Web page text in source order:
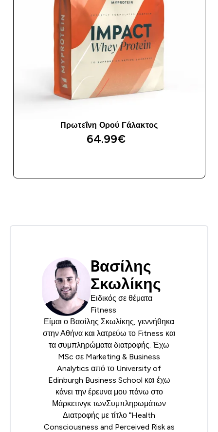
Πρωτεΐνη Ορού Γάλακτος
64.99€‎
Bασίλης
Σκωλίκης
Ειδικός σε θέματα
Fitness
Είμαι ο Βασίλης Σκωλίκης, γεννήθηκα
στην Αθήνα και λατρεύω το Fitness και
τα συμπληρώματα διατροφής. Έχω
MSc σε Marketing & Business
Analytics από το University of
Edinburgh Business School και έχω
κάνει την έρευνα μου πάνω στο
Μάρκετινγκ τωνΣυμπληρωμάτων
Διατροφής με τίτλο “Health
Consciousness and Perceived Risk as